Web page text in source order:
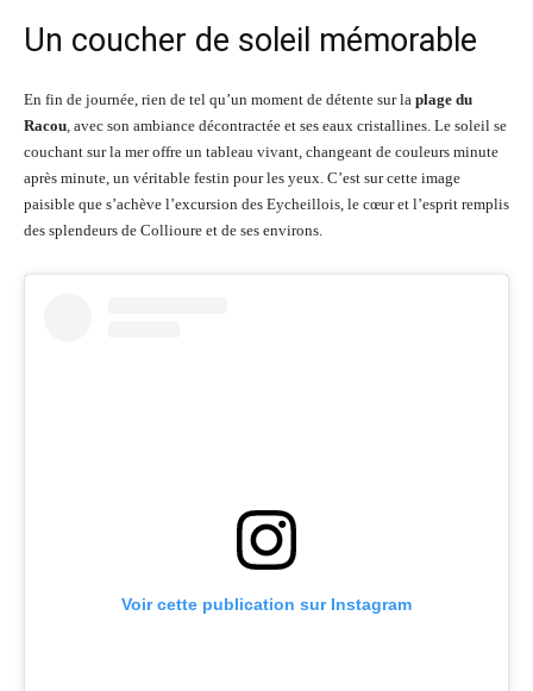
Un coucher de soleil mémorable
En fin de journée, rien de tel qu’un moment de détente sur la plage du
Racou, avec son ambiance décontractée et ses eaux cristallines. Le soleil se
couchant sur la mer offre un tableau vivant, changeant de couleurs minute
après minute, un véritable festin pour les yeux. C’est sur cette image
paisible que s’achève l’excursion des Eycheillois, le cœur et l’esprit remplis
des splendeurs de Collioure et de ses environs.
Voir cette publication sur Instagram